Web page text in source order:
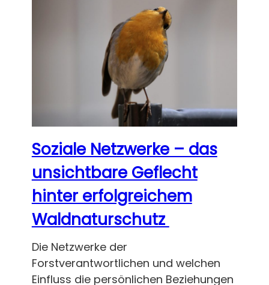
Soziale Netzwerke – das
unsichtbare Geflecht
hinter erfolgreichem
Waldnaturschutz
Die Netzwerke der
Forstverantwortlichen und welchen
Einfluss die persönlichen Beziehungen